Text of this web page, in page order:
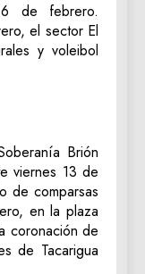
de febrero.
el sector El
y voleibol
Brión
viernes 13 de
de comparsas
en la plaza
coronación de
de Tacarigua